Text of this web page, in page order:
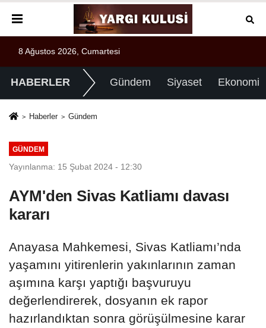
8 Ağustos 2026, Cumartesi
HABERLER Gündem Siyaset Ekonomi
Haberler Gündem
GÜNDEM
Yayınlanma: 15 Şubat 2024 - 12:30
AYM'den Sivas Katliamı davası
kararı
Anayasa Mahkemesi, Sivas Katliamı’nda
yaşamını yitirenlerin yakınlarının zaman
aşımına karşı yaptığı başvuruyu
değerlendirerek, dosyanın ek rapor
hazırlandıktan sonra görüşülmesine karar